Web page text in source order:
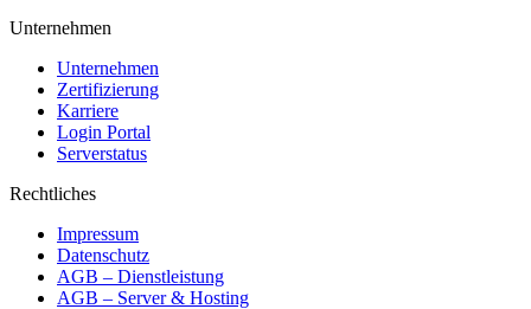
Unternehmen
Unternehmen
Zertifizierung
Karriere
Login Portal
Serverstatus
Rechtliches
Impressum
Datenschutz
AGB – Dienstleistung
AGB – Server & Hosting